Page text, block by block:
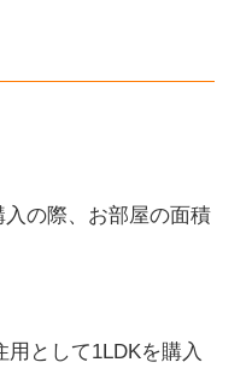
の際、お部屋の面積
として1LDKを購入